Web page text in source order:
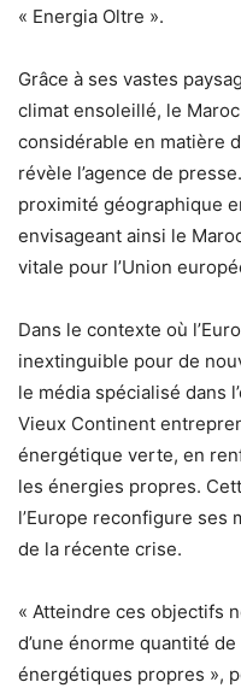
« Energia Oltre ».
Grâce à ses vastes
climat ensoleillé, le
considérable en matière
révèle l’agence de
proximité géographique
envisageant ainsi le
vitale pour l’Union
Dans le contexte où
inextinguible pour de
le média spécialisé dans
Vieux Continent
énergétique verte, en
les énergies propres.
l’Europe reconfigure ses
de la récente crise.
« Atteindre ces objectifs
d’une énorme quantité
énergétiques propres »,